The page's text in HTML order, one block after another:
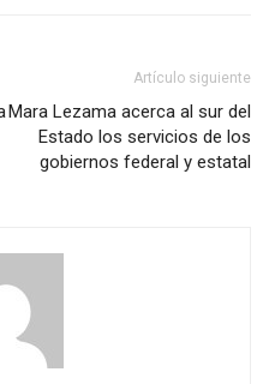
Artículo siguiente
Mara Lezama acerca al sur del
Estado los servicios de los
gobiernos federal y estatal